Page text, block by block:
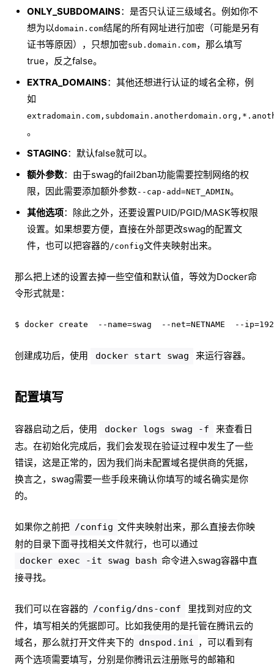
ONLY_SUBDOMAINS：是否只认证三级域名。例如你不
想为以domain.com结尾的所有网址进行加密（可能是另有
证书等原因），只想加密sub.domain.com，那么填写
true，反之false。
EXTRA_DOMAINS：其他还想进行认证的域名全称，例
如
。
STAGING：默认false就可以。
额外参数：由于swag的fail2ban功能需要控制网络的权
限，因此需要添加额外参数--cap-add=NET_ADMIN。
其他选项：除此之外，还要设置PUID/PGID/MASK等权限
设置。如果想要方便，直接在外部更改swag的配置文
件，也可以把容器的 /config文件夹映射出来。
那么把上述的设置去掉一些空值和默认值，等效为Docker命
令形式就是：
$ docker create  --name=swag  --net=NETNAME  --
创建成功后，使用 docker start swag 来运行容器。
配置填写
容器启动之后，使用 docker logs swag -f
来查看日
志。在初始化完成后，我们会发现在验证过程中发生了一些
错误，这是正常的，因为我们尚未配置域名提供商的凭据，
换言之，swag需要一些手段来确认你填写的域名确实是你
的。
如果你之前把 /config 文件夹映射出来，那么直接去你映
射的目录下面寻找相关文件就行，也可以通过
docker exec -it swag bash 命令进入swag容器中直
接寻找。
我们可以在容器的 /config/dns-conf
里找到对应的文
件，填写相关的凭据即可。比如我使用的是托管在腾讯云的
域名，那么就打开文件夹下的 dnspod.ini
，可以看到有
两个选项需要填写，分别是你腾讯云注册账号的邮箱和